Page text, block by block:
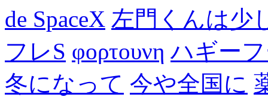
de SpaceX 左門くんは少
フレS φορτουνη ハギー
冬になって 今や全国に